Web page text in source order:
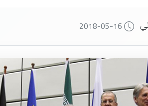
2018-05-16